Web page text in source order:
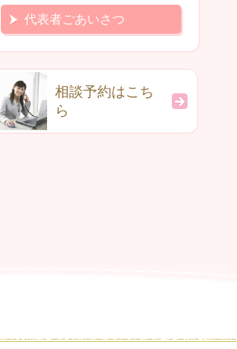
代表者ごあいさつ
相談予約はこち
ら